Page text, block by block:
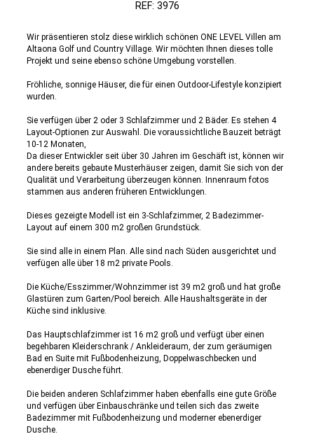
REF: 3976
Wir präsentieren stolz diese wirklich schönen ONE LEVEL Villen am
Altaona Golf und Country Village. Wir möchten Ihnen dieses tolle
Projekt und seine ebenso schöne Umgebung vorstellen.
Fröhliche, sonnige Häuser, die für einen Outdoor-Lifestyle konzipiert
wurden.
Sie verfügen über 2 oder 3 Schlafzimmer und 2 Bäder. Es stehen 4
Layout-Optionen zur Auswahl. Die voraussichtliche Bauzeit beträgt
10-12 Monaten,
Da dieser Entwickler seit über 30 Jahren im Geschäft ist, können wir
andere bereits gebaute Musterhäuser zeigen, damit Sie sich von der
Qualität und Verarbeitung überzeugen können. Innenraum fotos
stammen aus anderen früheren Entwicklungen.
Dieses gezeigte Modell ist ein 3-Schlafzimmer, 2 Badezimmer-
Layout auf einem 300 m2 großen Grundstück.
Sie sind alle in einem Plan. Alle sind nach Süden ausgerichtet und
verfügen alle über 18 m2 private Pools.
Die Küche/Esszimmer/Wohnzimmer ist 39 m2 groß und hat große
Glastüren zum Garten/Pool bereich. Alle Haushaltsgeräte in der
Küche sind inklusive.
Das Hauptschlafzimmer ist 16 m2 groß und verfügt über einen
begehbaren Kleiderschrank / Ankleideraum, der zum geräumigen
Bad en Suite mit Fußbodenheizung, Doppelwaschbecken und
ebenerdiger Dusche führt.
Die beiden anderen Schlafzimmer haben ebenfalls eine gute Größe
und verfügen über Einbauschränke und teilen sich das zweite
Badezimmer mit Fußbodenheizung und moderner ebenerdiger
Dusche.